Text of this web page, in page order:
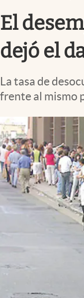
Clima
Mundial 2026
Eventos Corporativos
El Cronista Studio
Mediakit
abre en nueva pestaña
El
dejó el
La tasa de
frente al mismo